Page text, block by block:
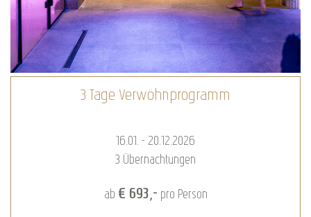
3 Tage Verwöhnprogramm
16.01. - 20.12.2026
3 Übernachtungen
ab € 693,- pro Person